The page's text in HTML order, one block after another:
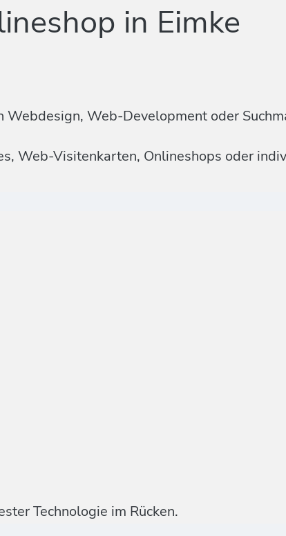
in Eimke
Webdesign, Web-Development oder
Web-Visitenkarten, Onlineshops oder
Technologie im Rücken.